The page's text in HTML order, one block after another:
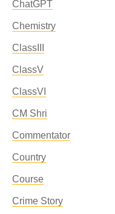
ChatGPT
Chemistry
ClassIII
ClassV
ClassVI
CM Shri
Commentator
Country
Course
Crime Story